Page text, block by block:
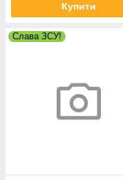
Купити
Слава ЗСУ!